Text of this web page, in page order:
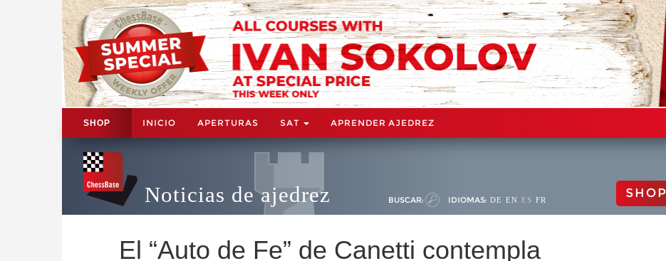
SHOP INICIO APERTURAS SAT APRENDER AJEDREZ
Noticias de ajedrez BUSCAR: IDIOMAS: DE EN ES FR SHOP
El “Auto de Fe” de Canetti contempla